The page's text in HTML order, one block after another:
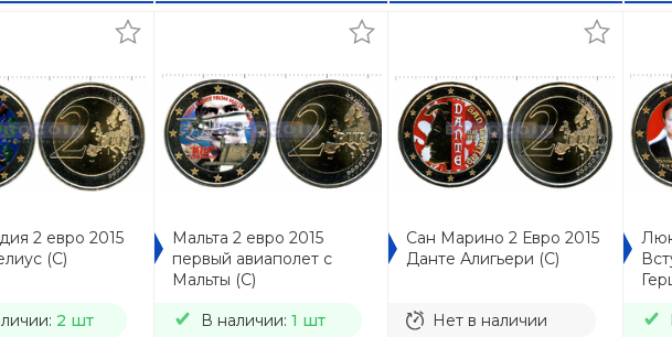
2 евро 2015
(C)
2 шт
Мальта 2 евро 2015
первый авиаполет с
Мальты (C)
В наличии: 1 шт
Сан Марино 2 Евро 2015
Данте Алигьери (C)
Нет в наличии